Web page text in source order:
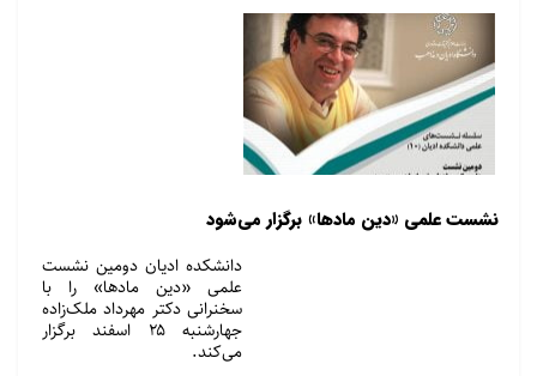
نشست علمی «دین مادها» برگزار می‌شود
دانشکده ادیان دومین نشست‌
علمی «دین‌ ماد‌ها» را با
سخنرانی دکتر مهرداد ملک‌زاده
جهارشنبه ۲۵ اسفند برگزار
می‌کند.